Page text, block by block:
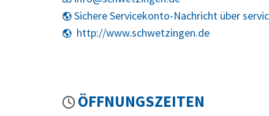
Sichere Servicekonto-Nachricht über
http://www.schwetzingen.de
ÖFFNUNGSZEITEN